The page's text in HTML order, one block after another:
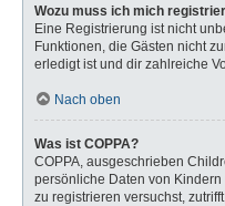
Wozu muss ich mich
Eine Registrierung ist nicht
Funktionen, die Gästen nicht
erledigt ist und dir zahlreiche
Nach oben
Was ist COPPA?
COPPA, ausgeschrieben
persönliche Daten von
zu registrieren versuchst,